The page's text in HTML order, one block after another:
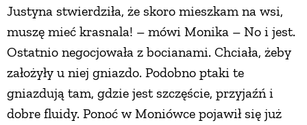
Justyna stwierdziła, że skoro mieszkam na wsi,
muszę mieć krasnala! – mówi Monika – No i jest.
Ostatnio negocjowała z bocianami. Chciała, żeby
założyły u niej gniazdo. Podobno ptaki te
gniazdują tam, gdzie jest szczęście, przyjaźń i
dobre fluidy. Ponoć w Moniówce pojawił się już